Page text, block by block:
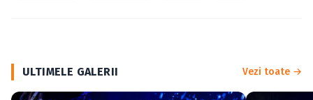
ULTIMELE GALERII Vezi toate →